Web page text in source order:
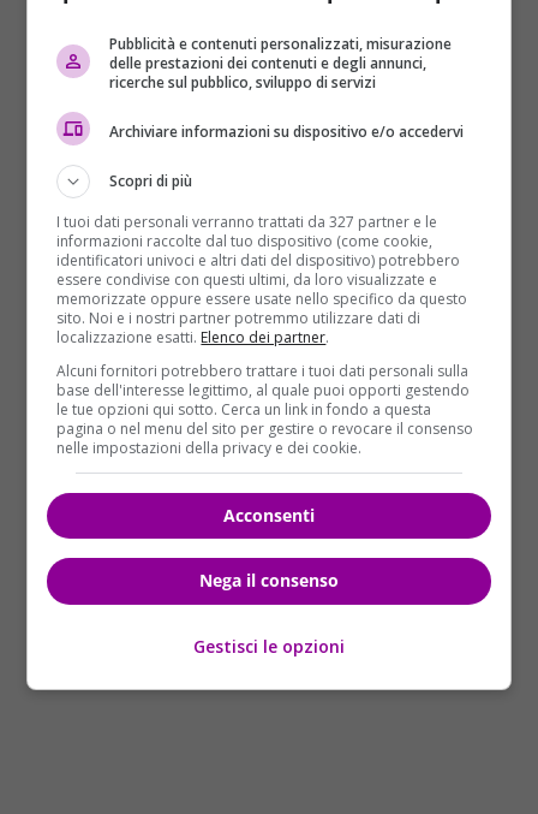
L’episodio è accaduto intorno alle 13:45 di oggi
domenica 1 ottobre.Le forze dell’ordine hanno
immediatamente evacuato la struttura e chiesto,
tramite social network, di non avvicinarsi
ferrovie francesi, ha annunciato su Twitter che il
traffico in entrata e uscita dalla stazione “è
interrotto”. Sempre su Twitter, il ministro
dell’Interno francese Gérard Collomb ha annunciato
che si recherà immediatamente sul posto.
Nella medesima stazione di Saint-Charles, circa due
settimane fa,quattro giovani turiste americane
erano state aggredite con l’acidoda una donna che
è stata poi arrestata. Per la polizia però quella volta
si era trattato del gesto di una squilibrata.
Pubblicità e contenuti personalizzati, misurazione
delle prestazioni dei contenuti e degli annunci,
ricerche sul pubblico, sviluppo di servizi
Archiviare informazioni su dispositivo e/o accedervi
Scopri di più
I tuoi dati personali verranno trattati da 327 partner e le
informazioni raccolte dal tuo dispositivo (come cookie,
identificatori univoci e altri dati del dispositivo) potrebbero
essere condivise con questi ultimi, da loro visualizzate e
memorizzate oppure essere usate nello specifico da questo
sito. Noi e i nostri partner potremmo utilizzare dati di
localizzazione esatti. Elenco dei partner.
Alcuni fornitori potrebbero trattare i tuoi dati personali sulla
base dell'interesse legittimo, al quale puoi opporti gestendo
le tue opzioni qui sotto. Cerca un link in fondo a questa
pagina o nel menu del sito per gestire o revocare il consenso
nelle impostazioni della privacy e dei cookie.
Acconsenti
Nega il consenso
Gestisci le opzioni